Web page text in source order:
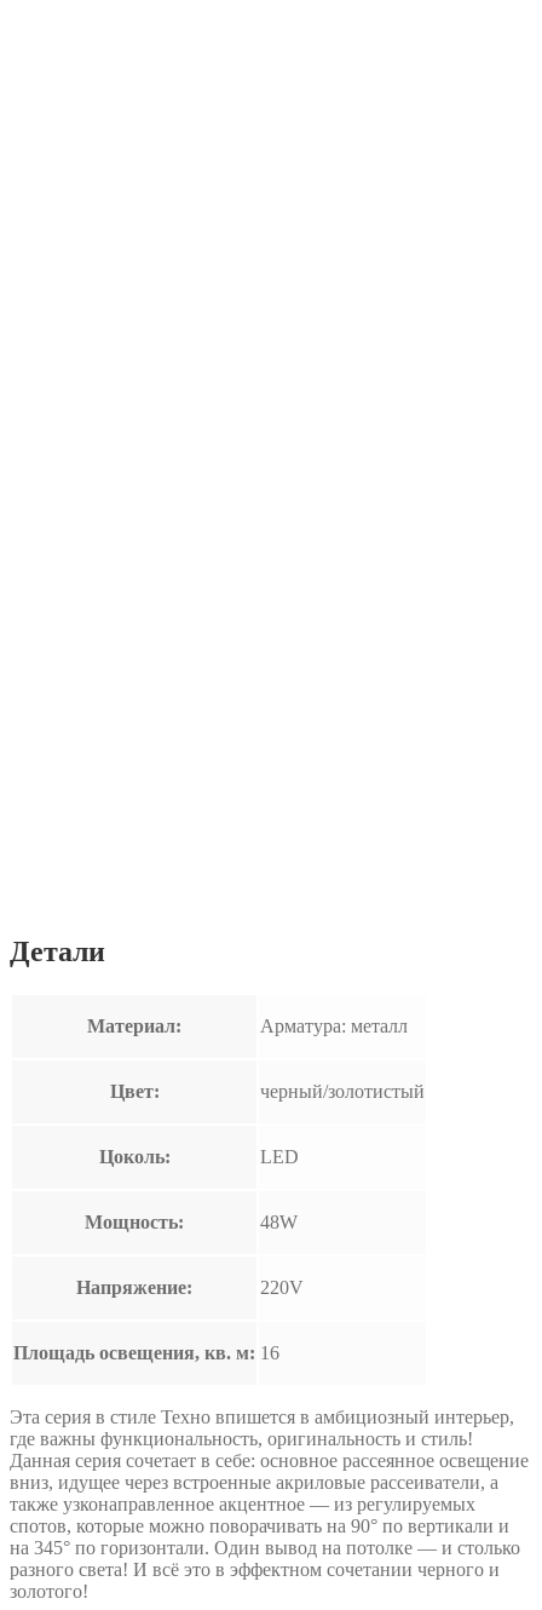
Детали
Материал: Арматура: металл
Цвет: черный/золотистый
Цоколь: LED
Мощность: 48W
Напряжение: 220V
Площадь освещения, кв. м: 16
Эта серия в стиле Техно впишется в амбициозный интерьер,
где важны функциональность, оригинальность и стиль!
Данная серия сочетает в себе: основное рассеянное освещение
вниз, идущее через встроенные акриловые рассеиватели, а
также узконаправленное акцентное — из регулируемых
спотов, которые можно поворачивать на 90° по вертикали и
на 345° по горизонтали. Один вывод на потолке — и столько
разного света! И всё это в эффектном сочетании черного и
золотого!